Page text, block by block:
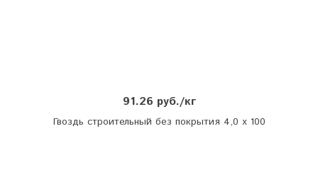
91.26 руб./кг
Гвоздь строительный без покрытия 4,0 х 100